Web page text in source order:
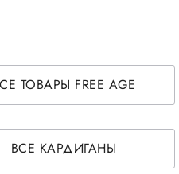
ТОВАРЫ FREE AGE
ВСЕ КАРДИГАНЫ